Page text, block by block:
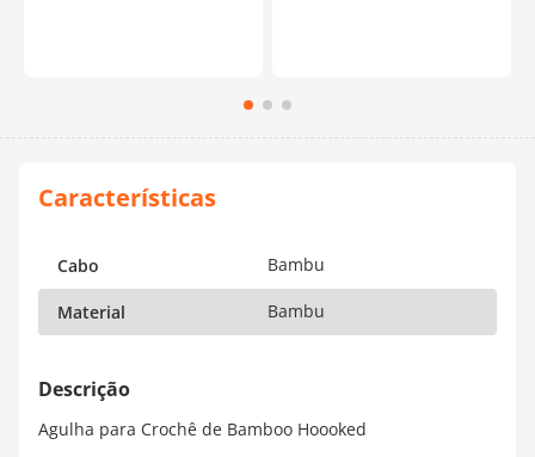
Cabo Bambu
Material Bambu
Agulha para Crochê de Bamboo Hoooked